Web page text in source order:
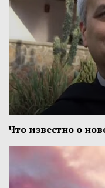
Что известно о